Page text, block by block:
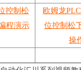
控制松
程演示
欧姆龙
位控制松
操